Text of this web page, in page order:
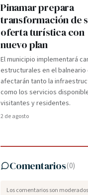
Pinamar prepara
transformación de
oferta turística con
nuevo plan
El municipio implementará
estructurales en el balneario
afectarán tanto la
como los servicios
visitantes y residentes.
2 de agosto
Comentarios(0)
Los comentarios son